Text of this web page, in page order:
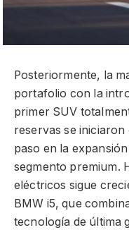
Posteriormente, la
portafolio con la
primer SUV
reservas se
paso en la
segmento premium.
eléctricos sigue
BMW i5, que
tecnología de última